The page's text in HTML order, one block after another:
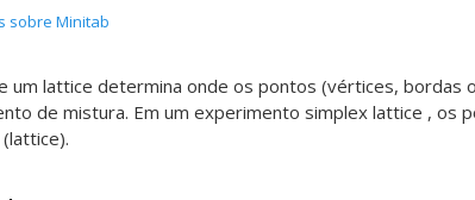
sobre Minitab
um lattice determina onde os pontos (vértices, bordas
de mistura. Em um experimento simplex lattice , os